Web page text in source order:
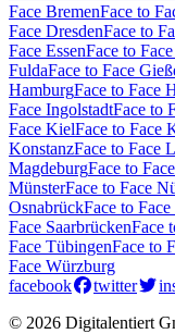
Face BremenFace to
Face DresdenFace to
Face EssenFace to
FuldaFace to Face
HamburgFace to Face
Face IngolstadtFace to
Face KielFace to Face
KonstanzFace to Face
MagdeburgFace to
MünsterFace to Face
OsnabrückFace to
Face SaarbrückenFace
Face TübingenFace to
Face Würzburg
facebook
twitter
© 2026 Digitalentiert